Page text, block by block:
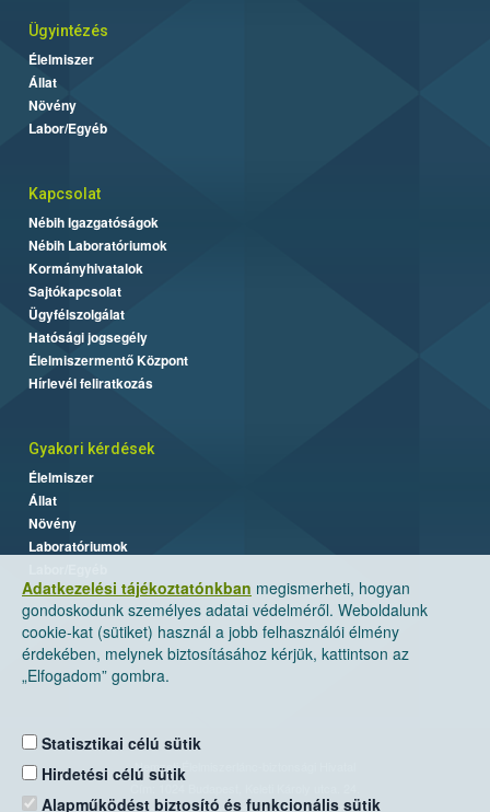
Adatkezelési tájékoztatónkban megismerheti, hogyan
gondoskodunk személyes adatai védelméről. Weboldalunk
cookie-kat (sütiket) használ a jobb felhasználói élmény
érdekében, melynek biztosításához kérjük, kattintson az
„Elfogadom” gombra.
Statisztikai célú sütik
Hirdetési célú sütik
Alapműködést biztosító és funkcionális sütik
Ügyintézés
Élelmiszer
Állat
Növény
Labor/Egyéb
Kapcsolat
Nébih Igazgatóságok
Nébih Laboratóriumok
Kormányhivatalok
Sajtókapcsolat
Ügyfélszolgálat
Hatósági jogsegély
Élelmiszermentő Központ
Hírlevél feliratkozás
Gyakori kérdések
Élelmiszer
Állat
Növény
Laboratóriumok
Nemzeti Élelmiszerlánc-biztonsági Hivatal